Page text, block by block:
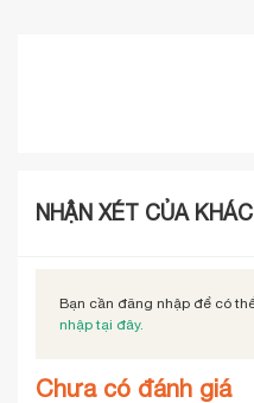
NHẬN XÉT CỦA
Bạn cần đăng nhập để có
nhập tại đây.
Chưa có đánh giá